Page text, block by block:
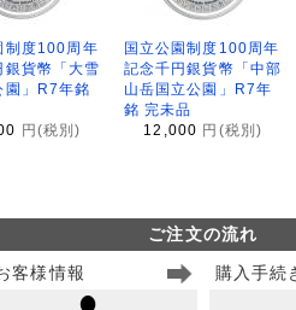
制度100周年
銀貨幣「大雪
園」R7年銘
円(税別)
国立公園制度100周年
記念千円銀貨幣「中部
山岳国立公園」R7年
銘 完未品
12,000 円(税別)
ご注文の流れ
客様情報 購入手続